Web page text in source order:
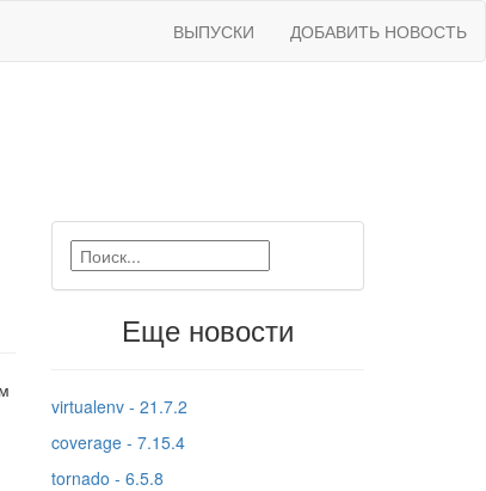
ВЫПУСКИ ДОБАВИТЬ НОВОСТЬ
Еще новости
virtualenv - 21.7.2
coverage - 7.15.4
tornado - 6.5.8